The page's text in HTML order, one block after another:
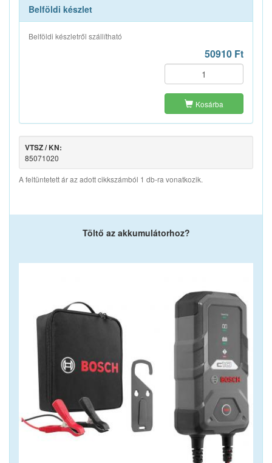
Belföldi készlet
Belföldi készletről szállítható
50910 Ft
Kosárba
VTSZ / KN:
85071020
A feltüntetett ár az adott cikkszámból 1 db-ra vonatkozik.
Töltő az akkumulátorhoz?